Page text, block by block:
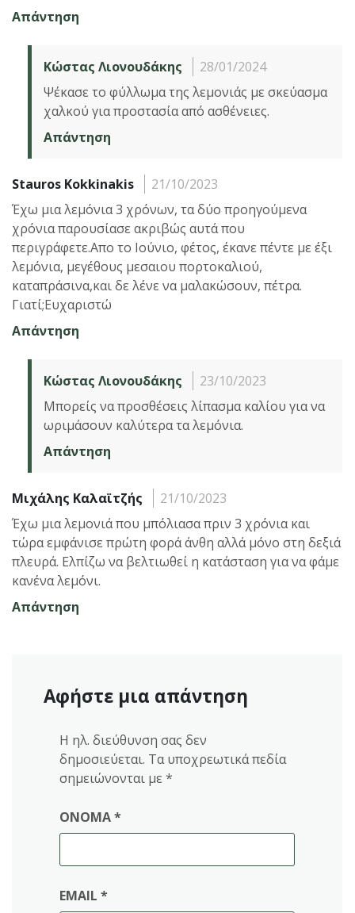
Απάντηση
Κώστας Λιονουδάκης
28/01/2024
Ψέκασε το φύλλωμα της λεμονιάς με σκεύασμα
χαλκού για προστασία από ασθένειες.
Απάντηση
Stauros Kokkinakis
21/10/2023
Έχω μια λεμόνια 3 χρόνων, τα δύο προηγούμενα
χρόνια παρουσίασε ακριβώς αυτά που
περιγράφετε.Απο το Ιούνιο, φέτος, έκανε πέντε με έξι
λεμόνια, μεγέθους μεσαιου πορτοκαλιού,
καταπράσινα,και δε λένε να μαλακώσουν, πέτρα.
Γιατί;Ευχαριστώ
Απάντηση
Κώστας Λιονουδάκης
23/10/2023
Μπορείς να προσθέσεις λίπασμα καλίου για να
ωριμάσουν καλύτερα τα λεμόνια.
Απάντηση
Μιχάλης Καλαϊτζής
21/10/2023
Έχω μια λεμονιά που μπόλιασα πριν 3 χρόνια και
τώρα εμφάνισε πρώτη φορά άνθη αλλά μόνο στη δεξιά
πλευρά. Ελπίζω να βελτιωθεί η κατάσταση για να φάμε
κανένα λεμόνι.
Απάντηση
Αφήστε μια απάντηση
Η ηλ. διεύθυνση σας δεν
δημοσιεύεται. Τα υποχρεωτικά πεδία
σημειώνονται με *
ΌΝΟΜΑ*
EMAIL *